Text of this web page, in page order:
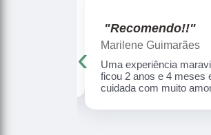
"Recomendo!!"
Marilene Guimarães
Uma experiência
ficou 2 anos e 4 meses
cuidada com muito
‹